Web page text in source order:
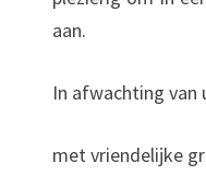
aan.
In afwachting van
met vriendelijke